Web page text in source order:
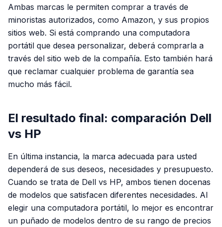
Ambas marcas le permiten comprar a través de
minoristas autorizados, como Amazon, y sus propios
sitios web. Si está comprando una computadora
portátil que desea personalizar, deberá comprarla a
través del sitio web de la compañía. Esto también hará
que reclamar cualquier problema de garantía sea
mucho más fácil.
El resultado final: comparación Dell
vs HP
En última instancia, la marca adecuada para usted
dependerá de sus deseos, necesidades y presupuesto.
Cuando se trata de Dell vs HP, ambos tienen docenas
de modelos que satisfacen diferentes necesidades. Al
elegir una computadora portátil, lo mejor es encontrar
un puñado de modelos dentro de su rango de precios